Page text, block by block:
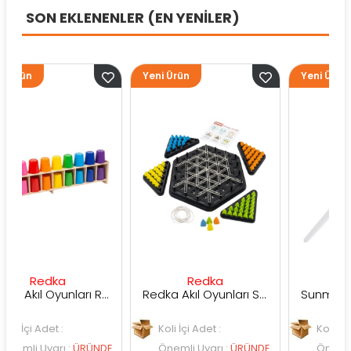
SON EKLENENLER (EN YENİLER)
Redka Akıl Oyunları Renk Dedektifi Oyunu
Redka Akıl Oyunları Strateji Üçgeni Oyunu
Koli İçi Adet :
Yeni Ürün
Koli İçi Adet :
Yeni Ürün